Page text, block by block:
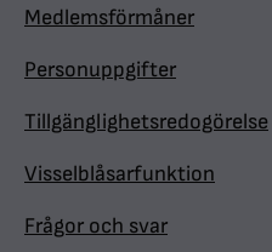
Medlemsförmåner
Personuppgifter
Tillgänglighetsredogörelse
Visselblåsarfunktion
Frågor och svar